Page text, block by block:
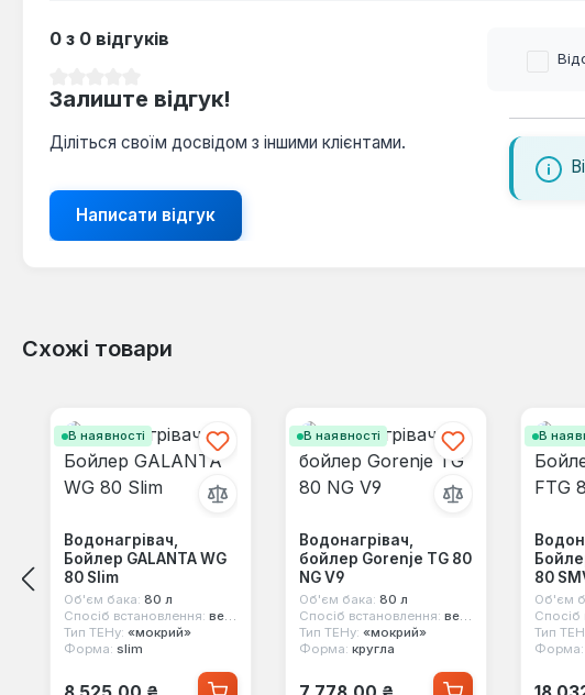
0 з 0 відгуків
Залиште відгук!
Діліться своїм досвідом з іншими клієнтами.
Написати відгук
Схожі товари
В наявності
Водонагрівач,
Бойлер GALANTA WG
80 Slim
Об'єм бака: 80 л
Спосіб встановлення: вертикальний
Тип ТЕНу: «мокрий»
Форма: slim
Звичайна ціна:
В наявності
Водонагрівач,
бойлер Gorenje TG 80
NG V9
Об'єм бака: 80 л
Спосіб встановлення: вертикальний
Тип ТЕНу: «мокрий»
Форма: кругла
Звичайна ціна:
В
80
Об'єм
Спосіб
Тип
Форма: